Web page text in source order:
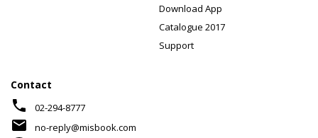
Download App
Catalogue 2017
Support
Contact
phone 02-294-8777
mail
no-reply@misbook.com